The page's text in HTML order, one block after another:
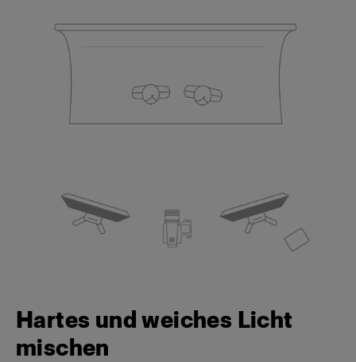
Hartes und weiches Licht
mischen